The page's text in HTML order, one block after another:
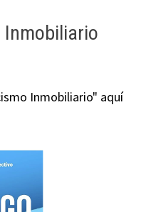
Inmobiliario
Inmobiliario" aquí